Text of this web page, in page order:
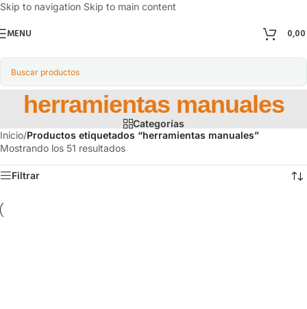
Skip to navigation Skip to main content
MENU 0,00
herramientas manuales
Categorías
Inicio/Productos etiquetados “herramientas manuales”
Mostrando los 51 resultados
Filtrar